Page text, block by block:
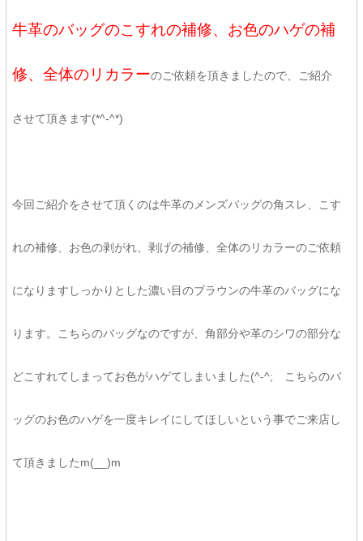
牛革のバッグのこすれの補修、お色のハゲの補
修、全体のリカラーのご依頼を頂きましたので、ご紹介
させて頂きます(*^-^*)
今回ご紹介をさせて頂くのは牛革のメンズバッグの角スレ、こす
れの補修、お色の剥がれ、剥げの補修、全体のリカラーのご依頼
になりますしっかりとした濃い目のブラウンの牛革のバッグにな
ります。こちらのバッグなのですが、角部分や革のシワの部分な
どこすれてしまってお色がハゲてしまいました(^-^; こちらのバ
ッグのお色のハゲを一度キレイにしてほしいという事でご来店し
て頂きましたm(__)m